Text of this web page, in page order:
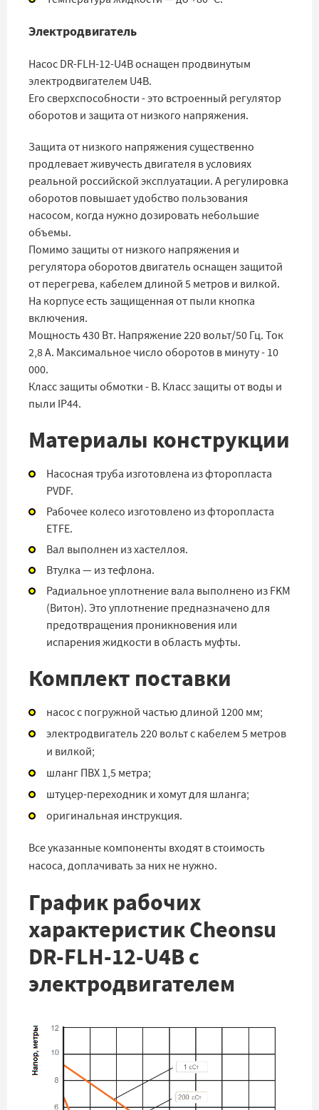
Электродвигатель
Насос DR-FLH-12-U4B оснащен продвинутым
электродвигателем U4B.
Его сверхспособности - это встроенный регулятор
оборотов и защита от низкого напряжения.
Защита от низкого напряжения существенно
продлевает живучесть двигателя в условиях
реальной российской эксплуатации. А регулировка
оборотов повышает удобство пользования
насосом, когда нужно дозировать небольшие
объемы.
Помимо защиты от низкого напряжения и
регулятора оборотов двигатель оснащен защитой
от перегрева, кабелем длиной 5 метров и вилкой.
На корпусе есть защищенная от пыли кнопка
включения.
Мощность 430 Вт. Напряжение 220 вольт/50 Гц. Ток
2,8 А. Максимальное число оборотов в минуту - 10
000.
Класс защиты обмотки - B. Класс защиты от воды и
пыли IP44.
Материалы конструкции
Насосная труба изготовлена из фторопласта
PVDF.
Рабочее колесо изготовлено из фторопласта
ETFE.
Вал выполнен из хастеллоя.
Втулка — из тефлона.
Радиальное уплотнение вала выполнено из FKM
(Витон). Это уплотнение предназначено для
предотвращения проникновения или
испарения жидкости в область муфты.
Комплект поставки
насос с погружной частью длиной 1200 мм;
электродвигатель 220 вольт с кабелем 5 метров
и вилкой;
шланг ПВХ 1,5 метра;
штуцер-переходник и хомут для шланга;
оригинальная инструкция.
Все указанные компоненты входят в стоимость
насоса, доплачивать за них не нужно.
График рабочих
характеристик Cheonsu
DR-FLH-12-U4B с
электродвигателем